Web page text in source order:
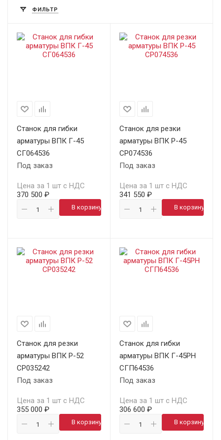
ФИЛЬТР
Станок для гибки
арматуры ВПК Г-45
СГ064536
Под заказ
Цена за 1 шт с НДС
370 500 ₽
В корзину
Станок для резки
арматуры ВПК Р-45
СР074536
Под заказ
Цена за 1 шт с НДС
341 550 ₽
В корзину
Станок для резки
арматуры ВПК Р-52
СР035242
Под заказ
Цена за 1 шт с НДС
355 000 ₽
В корзину
Станок для гибки
арматуры ВПК Г-45РН
СГП64536
Под заказ
Цена за 1 шт с НДС
306 600 ₽
В корзину